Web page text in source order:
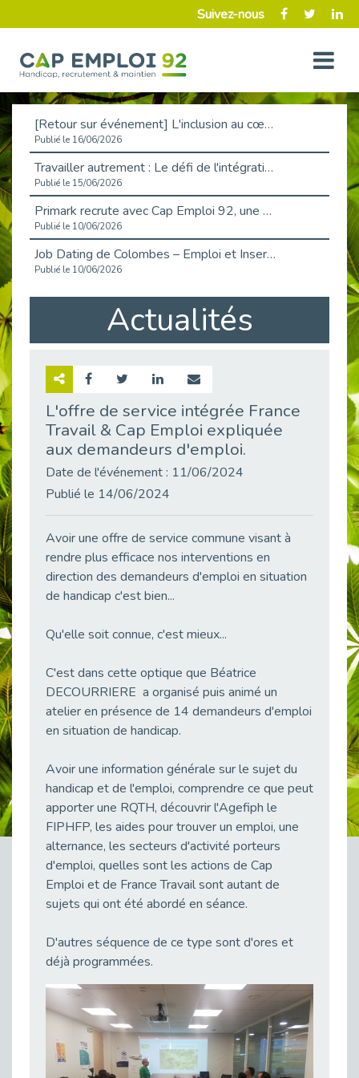
Suivez-nous
[Retour sur événement] L'inclusion au cœur de la Place de l'Emploi à La Défense !
Publié le 16/06/2026
Travailler autrement : Le défi de l'intégration des maladies chroniques en entreprise
Publié le 15/06/2026
Primark recrute avec Cap Emploi 92, une matinée couronnée de succès !
Publié le 10/06/2026
Job Dating de Colombes – Emploi et Insertion
Publié le 10/06/2026
Aborder l'entretien et la situation de handicap en toute confiance
Publié le 09/06/2026
Retour sur l’atelier « Optimiser sa recherche d’emploi »
Emploi & Handicap : Hachette Livre et Cap emploi 92 renforcent leur collaboration
Publié le 02/06/2026
Publié le 30/05/2026
« Confiance en soi et acceptation du handicap » : un levier puissant vers l’emploi
Publié le 22/05/2026
Handicap et emploi : une matinée pour briser les tabous
Publié le 21/05/2026
CAP EMPLOI 92 : L’inclusion portée à son sommet, bien au-delà des quotas
Publié le 12/05/2026
Le taux d’emploi direct dans la fonction publique dépasse 6 % en 2025
Publié le 04/05/2026
L'alternance : un tremplin vers l'emploi aussi pour les personnes en situation de handicap
Publié le 01/05/2026
Témoignage : Le parcours de Marc, 44 ans
Optimiser son CV lorsqu’on est en situation de handicap
Publié le 29/04/2026
Publié le 27/04/2026
Mobilisation pour l’alternance et le handicap
Publié le 24/04/2026
Actualités
L'offre de service intégrée France
Travail & Cap Emploi expliquée
aux demandeurs d'emploi.
Date de l'événement : 11/06/2024
Publié le 14/06/2024
Avoir une offre de service commune visant à
rendre plus efficace nos interventions en
direction des demandeurs d'emploi en situation
de handicap c'est bien...
Qu'elle soit connue, c'est mieux...
C'est dans cette optique que Béatrice
DECOURRIERE a organisé puis animé un
atelier en présence de 14 demandeurs d'emploi
en situation de handicap.
Avoir une information générale sur le sujet du
handicap et de l'emploi, comprendre ce que peut
apporter une RQTH, découvrir l'Agefiph le
FIPHFP, les aides pour trouver un emploi, une
alternance, les secteurs d'activité porteurs
d'emploi, quelles sont les actions de Cap
Emploi et de France Travail sont autant de
sujets qui ont été abordé en séance.
D'autres séquence de ce type sont d'ores et
déjà programmées.